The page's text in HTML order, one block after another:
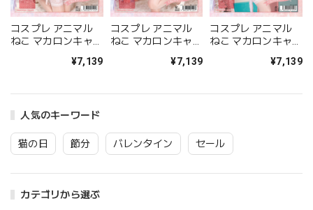
人気のキーワード
猫の日 節分 バレンタイン セール
カテゴリから選ぶ
コスプレ アニマル
ねこ マカロンキャッ
レディース ピンク
¥7,139
コスプレ アニマル
ねこ マカロンキャッ
レディース ミント
¥7,139
コスプレ アニマル
ねこ マカロンキャッ
ド レディース ブル
ン】
¥7,139